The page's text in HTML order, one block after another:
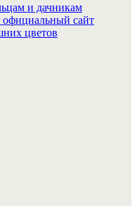
и дачникам
официальный сайт
цветов